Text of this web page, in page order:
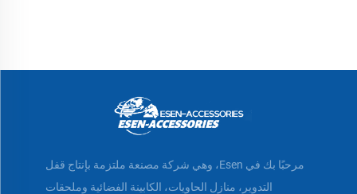
مرحبًا بك في Esen، وهي شركة مصنعة ملتزمة بإنتاج قفل
التدوير، منازل الحاويات، الكابينة الفضائية وملحقات